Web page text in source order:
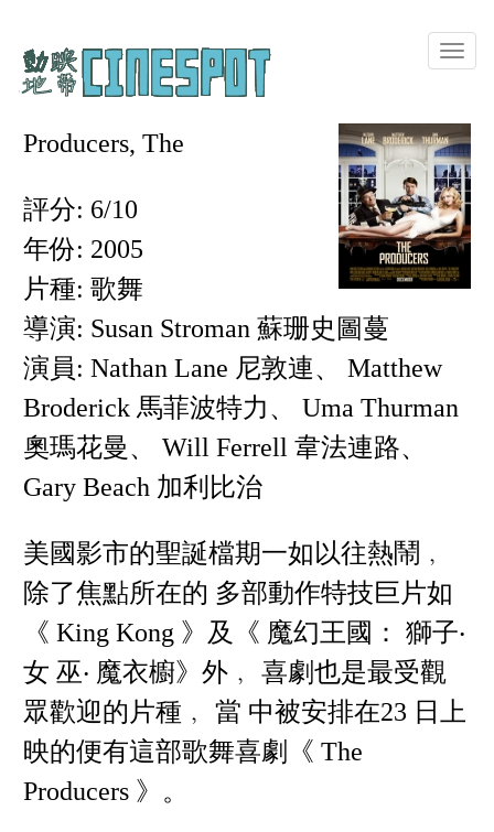
Toggle
Producers, The
評分: 6/10
年份: 2005
片種: 歌舞
導演: Susan Stroman 蘇珊史圖蔓
演員: Nathan Lane 尼敦連、 Matthew
Broderick 馬菲波特力、 Uma Thurman
奧瑪花曼、 Will Ferrell 韋法連路、
Gary Beach 加利比治
美國影市的聖誕檔期一如以往熱鬧﹐
除了焦點所在的 多部動作特技巨片如
《 King Kong 》及《 魔幻王國： 獅子‧
女 巫‧ 魔衣櫥》外﹐ 喜劇也是最受觀
眾歡迎的片種﹐ 當 中被安排在23 日上
映的便有這部歌舞喜劇《 The
Producers 》。